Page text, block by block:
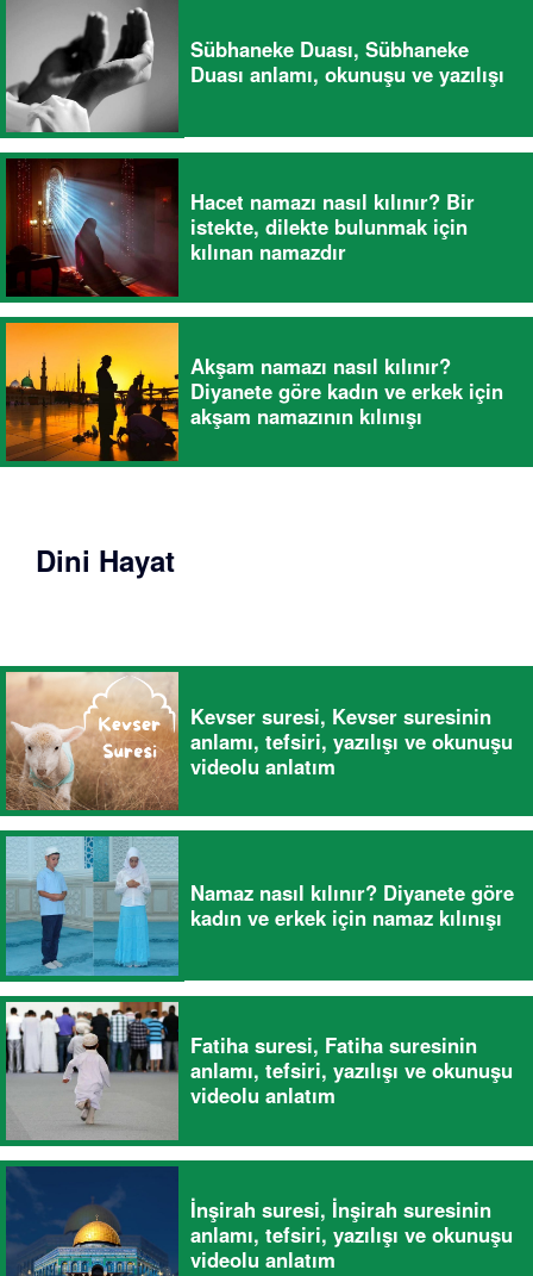
Sübhaneke Duası, Sübhaneke
Duası anlamı, okunuşu ve yazılışı
Hacet namazı nasıl kılınır? Bir
istekte, dilekte bulunmak için
kılınan namazdır
Akşam namazı nasıl kılınır?
Diyanete göre kadın ve erkek için
akşam namazının kılınışı
Dini Hayat
Kevser suresi, Kevser suresinin
anlamı, tefsiri, yazılışı ve okunuşu
videolu anlatım
Namaz nasıl kılınır? Diyanete göre
kadın ve erkek için namaz kılınışı
Fatiha suresi, Fatiha suresinin
anlamı, tefsiri, yazılışı ve okunuşu
videolu anlatım
İnşirah suresi, İnşirah suresinin
anlamı, tefsiri, yazılışı ve okunuşu
videolu anlatım